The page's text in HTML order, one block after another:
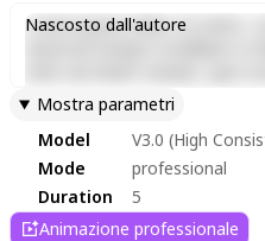
Lorem ipsum dolor sit amet,
laboris nisi ut aliquip ex ea
dolor in reprehenderit in
fugiat nulla pariatur.
proident, sunt in culpa qui
laborum.
Nascosto dall'autore
Mostra parametri
Model
V3.0 (High
Mode
professional
Duration
5
Animazione professionale